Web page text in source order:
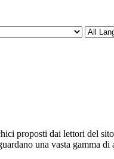
proposti dai lettori del
una vasta gamma di